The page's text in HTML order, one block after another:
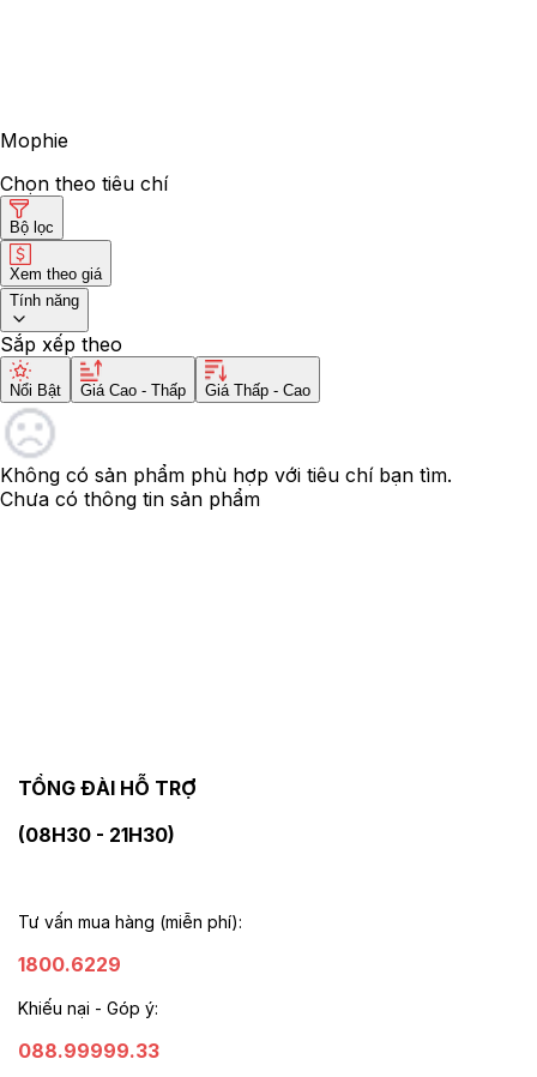
Mophie
Chọn theo tiêu chí
Bộ lọc
Xem theo giá
Tính năng
Sắp xếp theo
Nổi Bật Giá Cao - Thấp Giá Thấp - Cao
Không có sản phẩm phù hợp với tiêu chí bạn tìm.
Chưa có thông tin sản phẩm
TỔNG ĐÀI HỖ TRỢ
(08H30 - 21H30)
Tư vấn mua hàng (miễn phí):
1800.6229
Khiếu nại - Góp ý:
088.99999.33